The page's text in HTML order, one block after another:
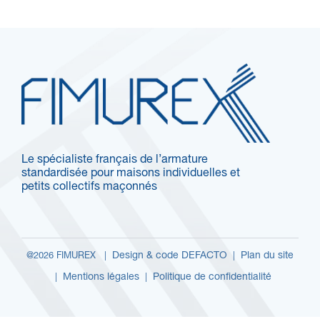
Le spécialiste français de l’armature
standardisée pour maisons individuelles et
petits collectifs maçonnés
@2026 FIMUREX | Design & code DEFACTO Plan du site
Mentions légales| Politique de confidentialité